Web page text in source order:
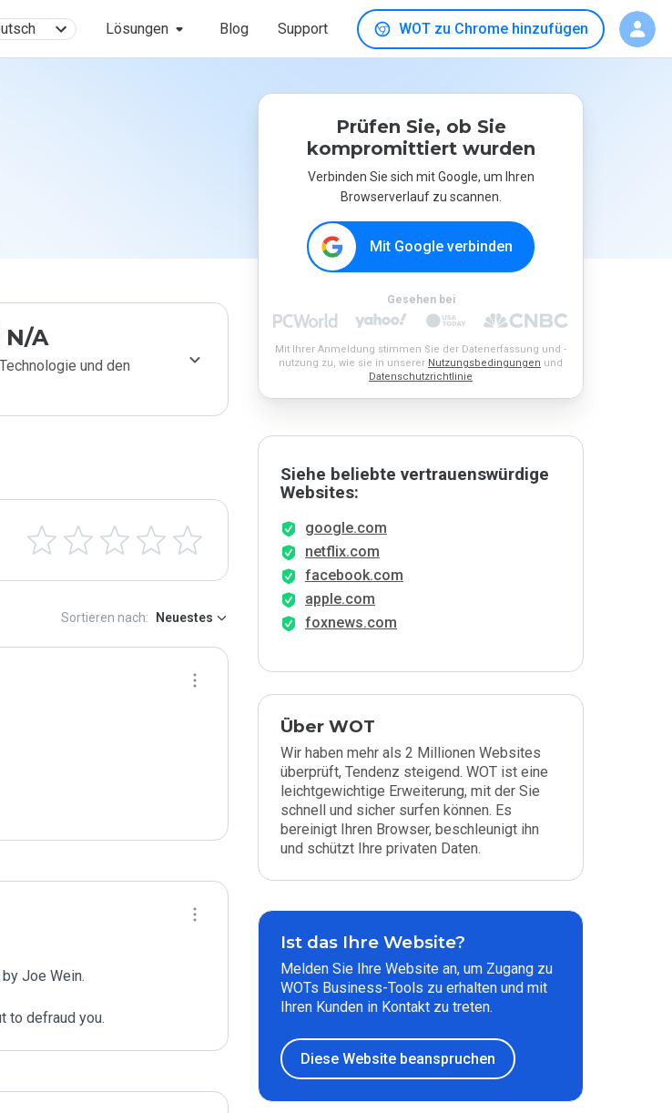
Lösungen Blog Support WOT zu Chrome hinzufügen
N/A
und den
Sortieren nach: Neuestes
Joe Wein.
to defraud you.
Prüfen Sie, ob Sie
kompromittiert wurden
Verbinden Sie sich mit Google, um Ihren
Browserverlauf zu scannen.
Mit Google verbinden
Gesehen bei
Mit Ihrer Anmeldung stimmen Sie der Datenerfassung und -
nutzung zu, wie sie in unserer Nutzungsbedingungen und
Datenschutzrichtlinie
Siehe beliebte vertrauenswürdige
Websites:
google.com
netflix.com
facebook.com
apple.com
foxnews.com
Über WOT
Wir haben mehr als 2 Millionen Websites
überprüft, Tendenz steigend. WOT ist eine
leichtgewichtige Erweiterung, mit der Sie
schnell und sicher surfen können. Es
bereinigt Ihren Browser, beschleunigt ihn
und schützt Ihre privaten Daten.
Ist das Ihre Website?
Melden Sie Ihre Website an, um Zugang zu
WOTs Business-Tools zu erhalten und mit
Ihren Kunden in Kontakt zu treten.
Diese Website beanspruchen